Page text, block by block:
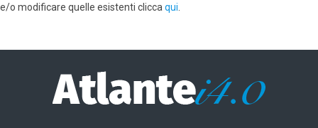
e/o modificare quelle esistenti cliccaqui.